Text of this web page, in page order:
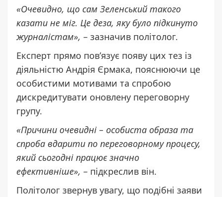
«Очевидно, що сам Зеленський такого
казати не міг. Це деза, яку було підкинуто
журналістам», – зазначив політолог.
Експерт прямо пов’язує появу цих тез із
діяльністю Андрія Єрмака, пояснюючи це
особистими мотивами та спробою
дискредитувати оновлену переговорну
групу.
«Причини очевидні – особиста образа та
спроба вдарити по переговорному процесу,
який сьогодні працює значно
ефективніше», – підкреслив він.
Політолог звернув увагу, що подібні заяви